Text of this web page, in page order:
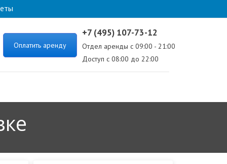
Оплатить аренду
+7 (495) 107-73-12
Отдел аренды с 09:00 - 21:00
Доступ с 08:00 до 22:00